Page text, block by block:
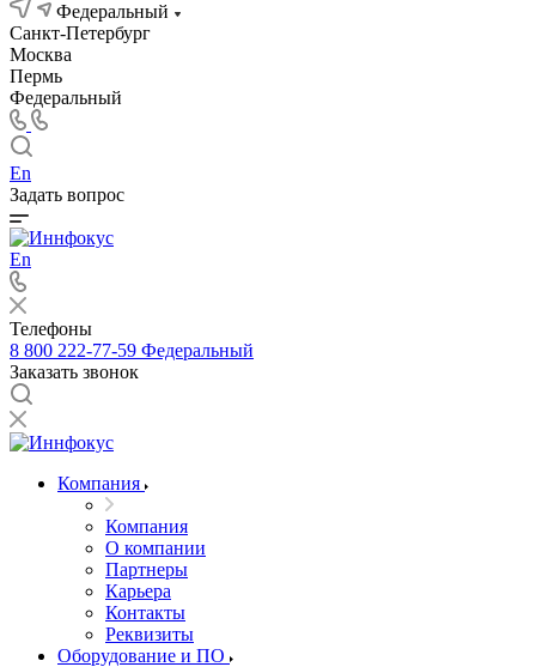
Федеральный
Санкт-Петербург
Москва
Пермь
Федеральный
En
Задать вопрос
En
Телефоны
8 800 222-77-59 Федеральный
Заказать звонок
Компания
Компания
О компании
Партнеры
Карьера
Контакты
Реквизиты
Оборудование и ПО